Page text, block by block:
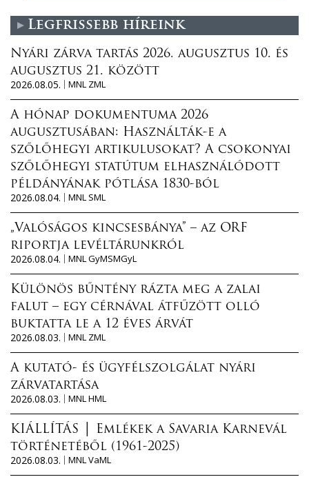
Legfrissebb híreink
Nyári zárva tartás 2026. augusztus 10. és
augusztus 21. között
2026.08.05.
MNL ZML
A hónap dokumentuma 2026
augusztusában: Használták-e a
szőlőhegyi artikulusokat? A csokonyai
szőlőhegyi statútum elhasználódott
példányának pótlása 1830-ból
2026.08.04.
MNL SML
„Valóságos kincsesbánya” – az ORF
riportja levéltárunkról
2026.08.04.
MNL GyMSMGyL
Különös bűntény rázta meg a zalai
falut – egy cérnával átfűzött olló
buktatta le a 12 éves árvát
2026.08.03.
MNL ZML
A kutató- és ügyfélszolgálat nyári
zárvatartása
2026.08.03.
MNL HML
KIÁLLÍTÁS │ Emlékek a Savaria Karnevál
történetéből (1961-2025)
2026.08.03.
MNL VaML